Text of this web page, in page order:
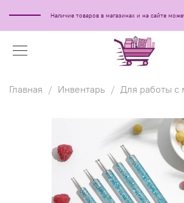
Наличие товаров в магазинах и на сайте
Главная Инвентарь Для работы с